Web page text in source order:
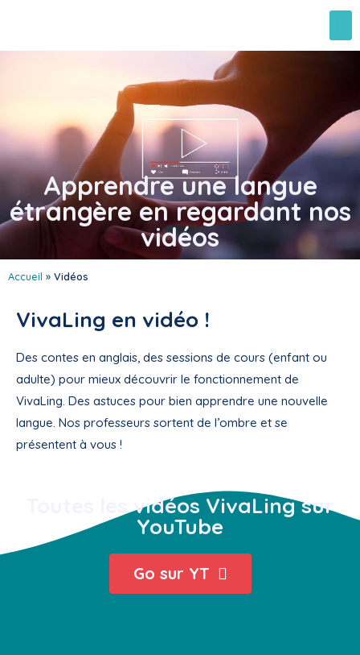
Apprendre une langue
étrangère en regardant nos
vidéos
Accueil » Vidéos
VivaLing en vidéo !
Des contes en anglais, des sessions de cours (enfant ou
adulte) pour mieux découvrir le fonctionnement de
VivaLing. Des astuces pour bien apprendre une nouvelle
langue. Nos professeurs sortent de l’ombre et se
présentent à vous !
Toutes les vidéos VivaLing sur
YouTube
Go sur YT